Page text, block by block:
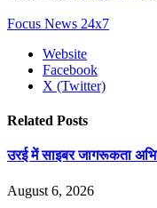
Focus News 24x7
Website
Facebook
X (Twitter)
Related Posts
उरई में साइबर जागरूकता
August 6, 2026